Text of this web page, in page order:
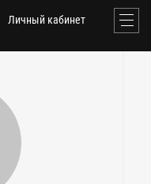
Личный кабинет